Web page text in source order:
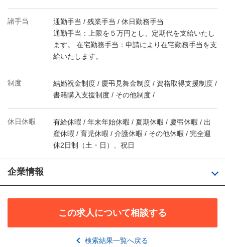
諸手当
通勤手当 / 残業手当 / 休日勤務手当
通勤手当：上限を５万円とし、定期代を支給いたし
ます。 在宅勤務手当：申請により在宅勤務手当を支
給いたします。
制度
結婚祝金制度 / 慶弔見舞金制度 / 資格取得支援制度 /
書籍購入支援制度 / その他制度 /
休日休暇
有給休暇 / 年末年始休暇 / 夏期休暇 / 慶弔休暇 / 出
産休暇 / 育児休暇 / 介護休暇 / その他休暇 / 完全週
休2日制（土・日）、祝日
企業情報
この求人について相談する
検索結果一覧へ戻る